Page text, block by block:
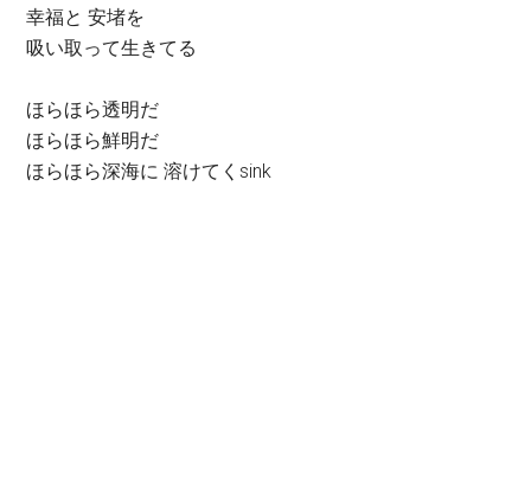
幸福と 安堵を
吸い取って生きてる
ほらほら透明だ
ほらほら鮮明だ
ほらほら深海に 溶けてくsink